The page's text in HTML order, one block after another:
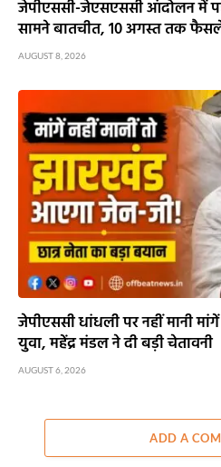
जेपीएससी-जेएसएससी आंदोलन में
सामने बातचीत, 10 अगस्त तक
AUGUST 8, 2026
जेपीएससी धांधली पर नहीं मानी
युवा, महेंद्र मंडल ने दी बड़ी चेतावनी
AUGUST 6, 2026
ADD A